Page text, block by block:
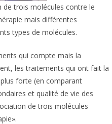
de trois molécules contre le
mais différentes
types de molécules.
qui compte mais la
les traitements qui ont fait la
forte (en comparant
et qualité de vie des
de trois molécules